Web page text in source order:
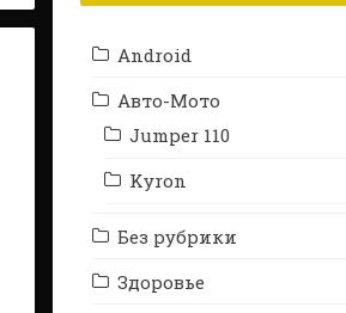
Android
Авто-Мото
Jumper 110
Kyron
Без рубрики
Здоровье